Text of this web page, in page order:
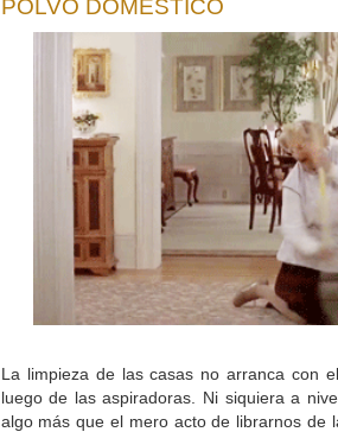
POLVO DOMÉSTICO
La limpieza de las casas no arranca con
luego de las aspiradoras. Ni siquiera a
algo más que el mero acto de librarnos de